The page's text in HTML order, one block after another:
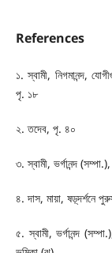
References
১. স্বামী, নিগমানন্দ,
পৃ. ১৮
২. তদেব, পৃ. ৪০
৩. স্বামী, ভর্গানন্দ
৪. দাস, মায়া, ষড়্‌দর্শনে
৫. স্বামী, ভর্গানন্দ